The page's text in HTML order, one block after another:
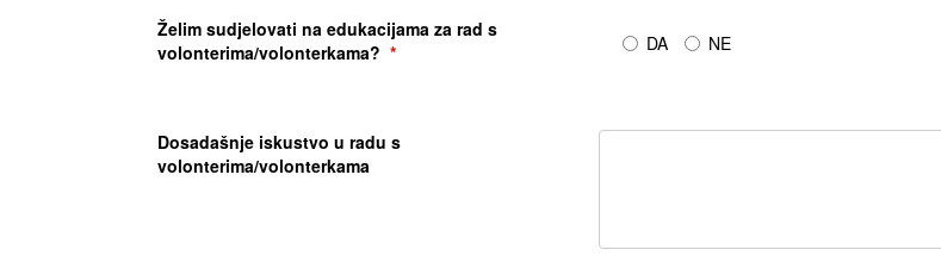
Želim sudjelovati na edukacijama za rad s
volonterima/volonterkama?
DA NE
Dosadašnje iskustvo u radu s
volonterima/volonterkama